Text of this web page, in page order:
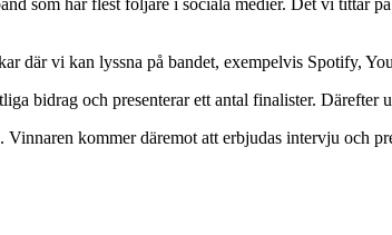
där vi kan lyssna på bandet, exempelvis Spotify,
bidrag och presenterar ett antal finalister. Därefter
kommer däremot att erbjudas intervju och